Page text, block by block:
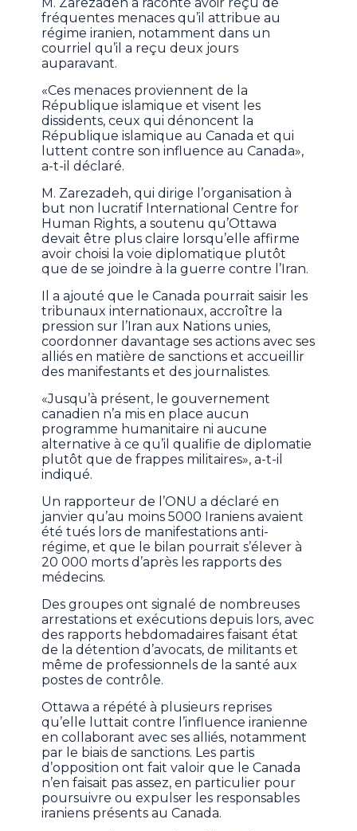
fréquentes menaces qu’il attribue au
régime iranien, notamment dans un
courriel qu’il a reçu deux jours
auparavant.
«Ces menaces proviennent de la
République islamique et visent les
dissidents, ceux qui dénoncent la
République islamique au Canada et qui
luttent contre son influence au Canada»,
a-t-il déclaré.
M. Zarezadeh, qui dirige l’organisation à
but non lucratif International Centre for
Human Rights, a soutenu qu’Ottawa
devait être plus claire lorsqu’elle affirme
avoir choisi la voie diplomatique plutôt
que de se joindre à la guerre contre l’Iran.
Il a ajouté que le Canada pourrait saisir les
tribunaux internationaux, accroître la
pression sur l’Iran aux Nations unies,
coordonner davantage ses actions avec ses
alliés en matière de sanctions et accueillir
des manifestants et des journalistes.
«Jusqu’à présent, le gouvernement
canadien n’a mis en place aucun
programme humanitaire ni aucune
alternative à ce qu’il qualifie de diplomatie
plutôt que de frappes militaires», a-t-il
indiqué.
Un rapporteur de l’ONU a déclaré en
janvier qu’au moins 5000 Iraniens avaient
été tués lors de manifestations anti-
régime, et que le bilan pourrait s’élever à
20 000 morts d’après les rapports des
médecins.
Des groupes ont signalé de nombreuses
arrestations et exécutions depuis lors, avec
des rapports hebdomadaires faisant état
de la détention d’avocats, de militants et
même de professionnels de la santé aux
postes de contrôle.
Ottawa a répété à plusieurs reprises
qu’elle luttait contre l’influence iranienne
en collaborant avec ses alliés, notamment
par le biais de sanctions. Les partis
d’opposition ont fait valoir que le Canada
n’en faisait pas assez, en particulier pour
poursuivre ou expulser les responsables
iraniens présents au Canada.